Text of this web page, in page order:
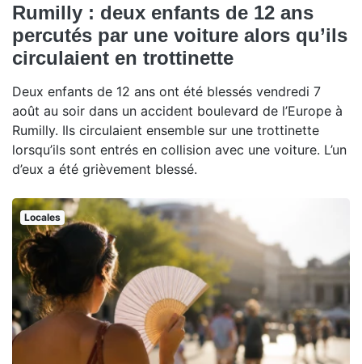
Rumilly : deux enfants de 12 ans
percutés par une voiture alors qu’ils
circulaient en trottinette
Deux enfants de 12 ans ont été blessés vendredi 7
août au soir dans un accident boulevard de l’Europe à
Rumilly. Ils circulaient ensemble sur une trottinette
lorsqu’ils sont entrés en collision avec une voiture. L’un
d’eux a été grièvement blessé.
Locales